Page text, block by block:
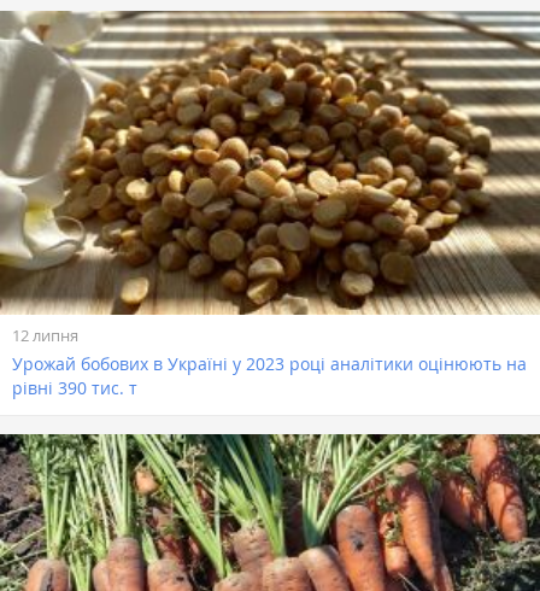
12 липня
Урожай бобових в Україні у 2023 році аналітики оцінюють на
рівні 390 тис. т